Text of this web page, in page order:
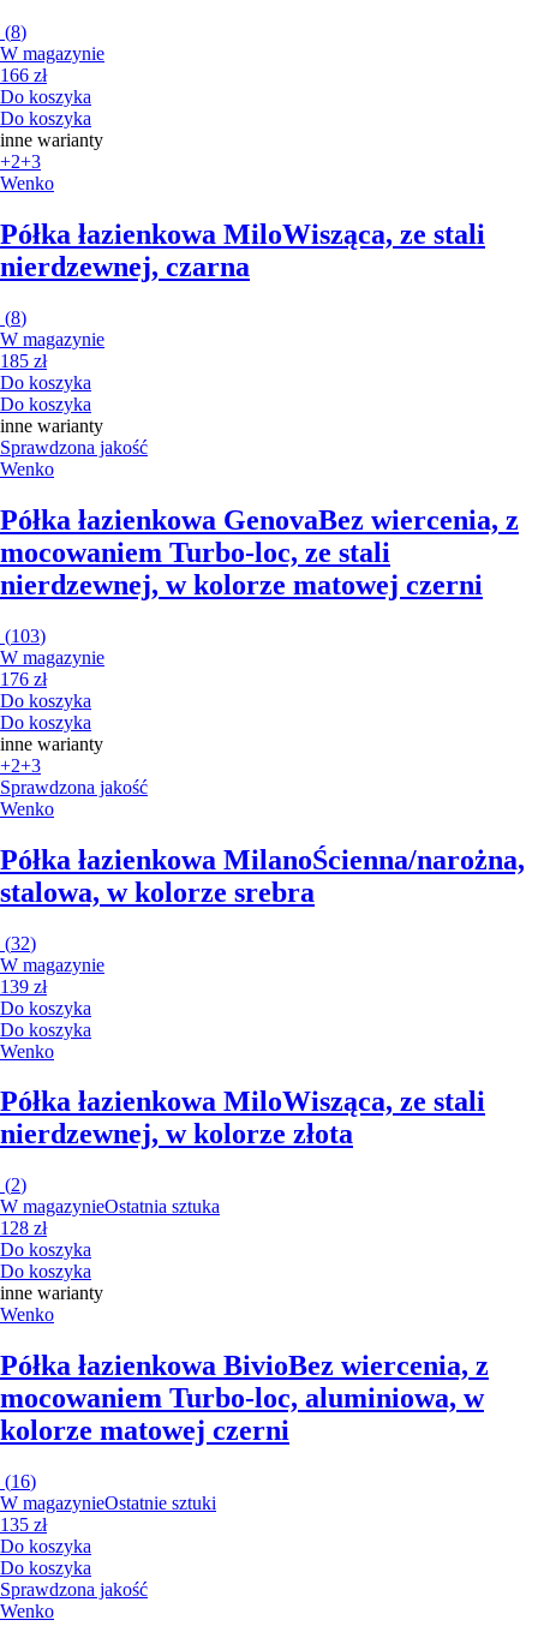
(8)
W magazynie
166 zł
Do koszyka
Do koszyka
inne warianty
+2+3
Wenko
Półka łazienkowa MiloWisząca, ze stali
nierdzewnej, czarna
(8)
W magazynie
185 zł
Do koszyka
Do koszyka
inne warianty
Sprawdzona jakość
Wenko
Półka łazienkowa GenovaBez wiercenia, z
mocowaniem Turbo-loc, ze stali
nierdzewnej, w kolorze matowej czerni
(103)
W magazynie
176 zł
Do koszyka
Do koszyka
inne warianty
+2+3
Sprawdzona jakość
Wenko
Półka łazienkowa MilanoŚcienna/narożna,
stalowa, w kolorze srebra
(32)
W magazynie
139 zł
Do koszyka
Do koszyka
Wenko
Półka łazienkowa MiloWisząca, ze stali
nierdzewnej, w kolorze złota
(2)
W magazynieOstatnia sztuka
128 zł
Do koszyka
Do koszyka
inne warianty
Wenko
Półka łazienkowa BivioBez wiercenia, z
mocowaniem Turbo-loc, aluminiowa, w
kolorze matowej czerni
(16)
W magazynieOstatnie sztuki
135 zł
Do koszyka
Do koszyka
Sprawdzona jakość
Wenko